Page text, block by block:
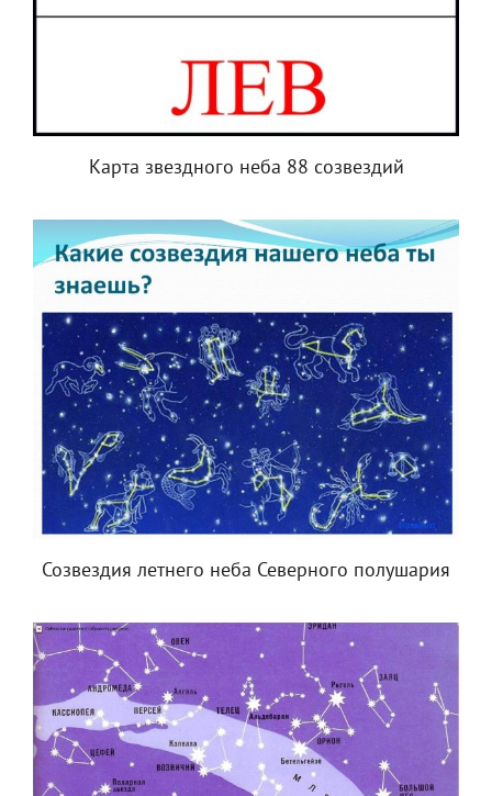
Карта звездного неба 88 созвездий
Созвездия летнего неба Северного полушария